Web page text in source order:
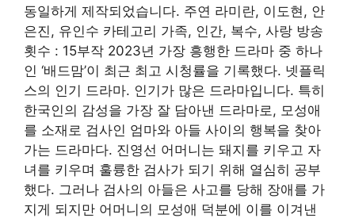
동일하게 제작되었습니다. 주연 라미란, 이도현, 안
은진, 유인수 카테고리 가족, 인간, 복수, 사랑 방송
횟수 : 15부작 2023년 가장 흥행한 드라마 중 하나
인 ‘배드맘’이 최근 최고 시청률을 기록했다. 넷플릭
스의 인기 드라마. 인기가 많은 드라마입니다. 특히
한국인의 감성을 가장 잘 담아낸 드라마로, 모성애
를 소재로 검사인 엄마와 아들 사이의 행복을 찾아
가는 드라마다. 진영선 어머니는 돼지를 키우고 자
녀를 키우며 훌륭한 검사가 되기 위해 열심히 공부
했다. 그러나 검사의 아들은 사고를 당해 장애를 가
지게 되지만 어머니의 모성애 덕분에 이를 이겨낸